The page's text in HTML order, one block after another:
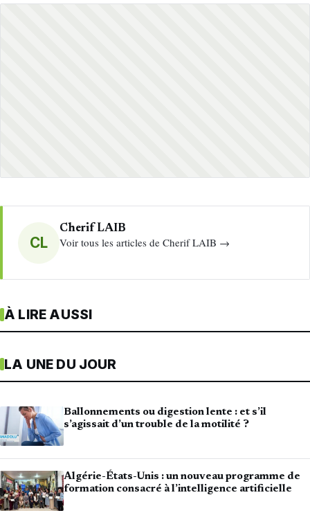
CL
Cherif LAIB
Voir tous les articles de Cherif LAIB →
À LIRE AUSSI
LA UNE DU JOUR
Ballonnements ou digestion lente : et s’il
s’agissait d’un trouble de la motilité ?
Algérie-États-Unis : un nouveau programme de
formation consacré à l’intelligence artificielle